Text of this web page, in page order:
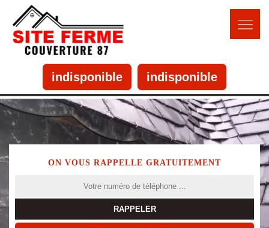
indisponible indisponible
ON VOUS RAPPELLE GRATUITEMENT